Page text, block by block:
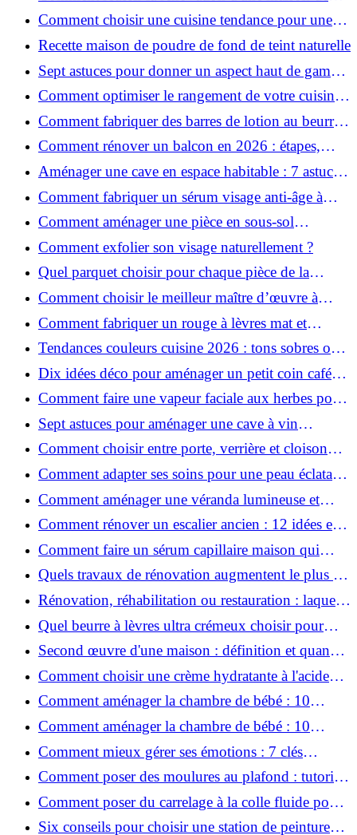
ville en 2026 ?
Comment choisir une cuisine tendance pour une
rénovation en 2026 ?
Recette maison de poudre de fond de teint naturelle
Sept astuces pour donner un aspect haut de gamme
à votre cuisine
Comment optimiser le rangement de votre cuisine
et gagner de la place ?
Comment fabriquer des barres de lotion au beurre
de karité ?
Comment rénover un balcon en 2026 : étapes,
budget et matériaux ?
Aménager une cave en espace habitable : 7 astuces
essentielles
Comment fabriquer un sérum visage anti-âge à
l'huile de rose musquée ?
Comment aménager une pièce en sous-sol
efficacement ?
Comment exfolier son visage naturellement ?
Quel parquet choisir pour chaque pièce de la
maison ?
Comment choisir le meilleur maître d’œuvre à
Grenoble en 2026 ?
Comment fabriquer un rouge à lèvres mat et
hydratant fait maison ?
Tendances couleurs cuisine 2026 : tons sobres ou
colorés, que choisir ?
Dix idées déco pour aménager un petit coin café
chez soi
Comment faire une vapeur faciale aux herbes pour
une peau plus saine et rajeunie ?
Sept astuces pour aménager une cave à vin
naturelle chez soi
Comment choisir entre porte, verrière et cloison
coulissante pour séparer vos pièces ?
Comment adapter ses soins pour une peau éclatante
en hiver ?
Comment aménager une véranda lumineuse et
conviviale : 12 idées déco
Comment rénover un escalier ancien : 12 idées et
astuces faciles pas à pas
Comment faire un sérum capillaire maison qui
stimule réellement la pousse des cheveux ?
Quels travaux de rénovation augmentent le plus la
valeur d'une maison pour la revente ?
Rénovation, réhabilitation ou restauration : laquelle
convient le mieux à mon logement ?
Quel beurre à lèvres ultra crémeux choisir pour
lèvres sèches et gercées?
Second œuvre d'une maison : définition et quand
le réaliser
Comment choisir une crème hydratante à l'acide
hyaluronique et niacinamide ?
Comment aménager la chambre de bébé : 10
conseils sécurité, déco et rangement
Comment aménager la chambre de bébé : 10
conseils sécurité, déco et rangement
Comment mieux gérer ses émotions : 7 clés
pratiques
Comment poser des moulures au plafond : tutoriel
vidéo pas à pas ?
Comment poser du carrelage à la colle fluide pour
un rendu professionnel ?
Six conseils pour choisir une station de peinture